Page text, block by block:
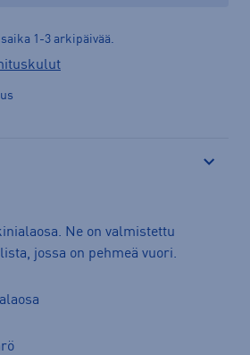
1-3 arkipäivää.
Ne on valmistettu
jossa on pehmeä vuori.